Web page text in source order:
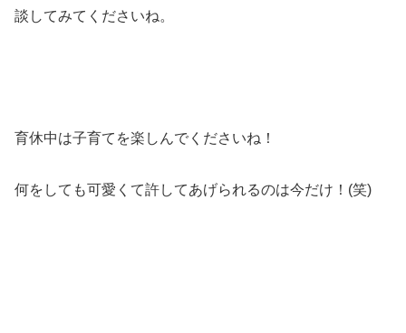
談してみてくださいね。
育休中は子育てを楽しんでくださいね！
何をしても可愛くて許してあげられるのは今だけ！(笑)